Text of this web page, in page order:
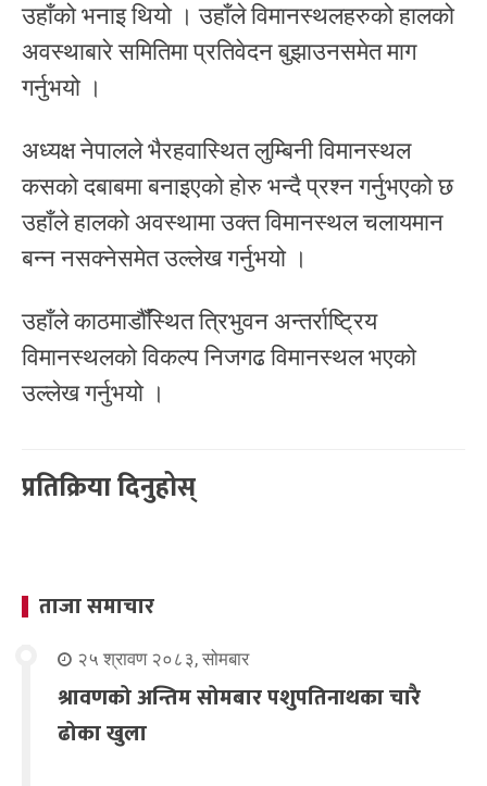
उहाँको भनाइ थियो । उहाँले विमानस्थलहरुको हालको
अवस्थाबारे समितिमा प्रतिवेदन बुझाउनसमेत माग
गर्नुभयो ।
अध्यक्ष नेपालले भैरहवास्थित लुम्बिनी विमानस्थल
कसको दबाबमा बनाइएको होरु भन्दै प्रश्न गर्नुभएको छ
उहाँले हालको अवस्थामा उक्त विमानस्थल चलायमान
बन्न नसक्नेसमेत उल्लेख गर्नुभयो ।
उहाँले काठमाडौँस्थित त्रिभुवन अन्तर्राष्ट्रिय
विमानस्थलको विकल्प निजगढ विमानस्थल भएको
उल्लेख गर्नुभयो ।
प्रतिक्रिया दिनुहोस्
ताजा समाचार
२५ श्रावण २०८३, सोमबार
श्रावणको अन्तिम सोमबार पशुपतिनाथका चारै
ढोका खुला